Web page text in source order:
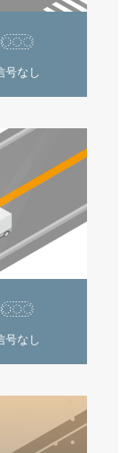
号なし
号なし